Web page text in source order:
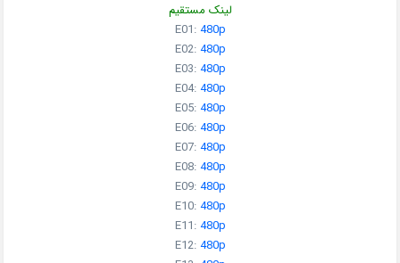
لینک مستقیم
E01:480p
E02:480p
E03:480p
E04:480p
E05:480p
E06:480p
E07:480p
E08:480p
E09:480p
E10:480p
E11:480p
E12:480p